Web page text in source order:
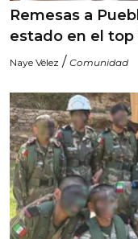
Remesas a
estado en el top
Naye Vélez / Comunidad